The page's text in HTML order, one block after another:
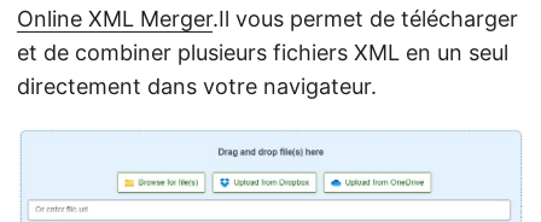
Online XML Merger.Il vous permet de télécharger
et de combiner plusieurs fichiers XML en un seul
directement dans votre navigateur.